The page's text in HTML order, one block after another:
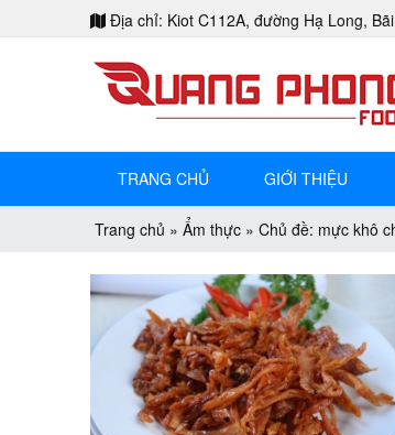
Địa chỉ: Kiot C112A, đường Hạ Long,
TRANG CHỦ GIỚI THIỆU
Trang chủ » Ẩm thực » Chủ đề: mực khô